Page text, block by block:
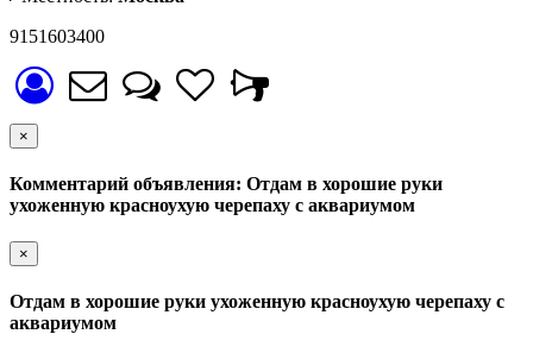
9151603400
×
Комментарий объявления: Отдам в хорошие руки
ухоженную красноухую черепаху с аквариумом
×
Отдам в хорошие руки ухоженную красноухую черепаху с
аквариумом